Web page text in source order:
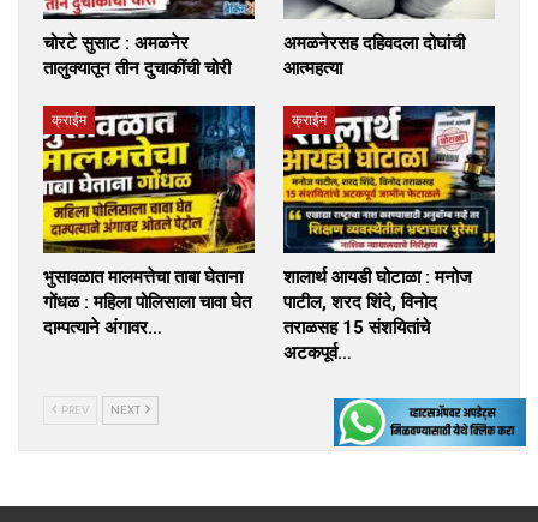
चोरटे सुसाट : अमळनेर
तालुक्यातून तीन दुचाकींची चोरी
अमळनेरसह दहिवदला दोघांची
आत्महत्या
क्राईम
भुसावळात मालमत्तेचा ताबा घेताना
गोंधळ : महिला पोलिसाला चावा घेत
दाम्पत्याने अंगावर…
क्राईम
शालार्थ आयडी घोटाळा : मनोज
पाटील, शरद शिंदे, विनोद
तराळसह 15 संशयितांचे
अटकपूर्व…
PREV NEXT